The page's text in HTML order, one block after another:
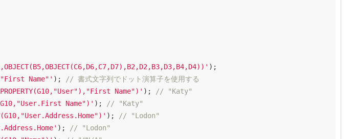
);
Name"' );
// 書式文字列でドット演算子を使用する
Name")' );
// "Katy"
Name")' );
// "Katy"
);
// "Lodon"
);
// "Lodon"